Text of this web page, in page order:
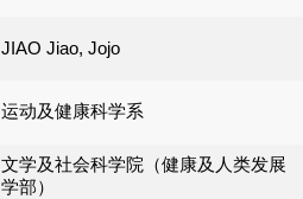
JIAO Jiao, Jojo
运动及健康科学系
文学及社会科学院（健康及人类发展
学部）